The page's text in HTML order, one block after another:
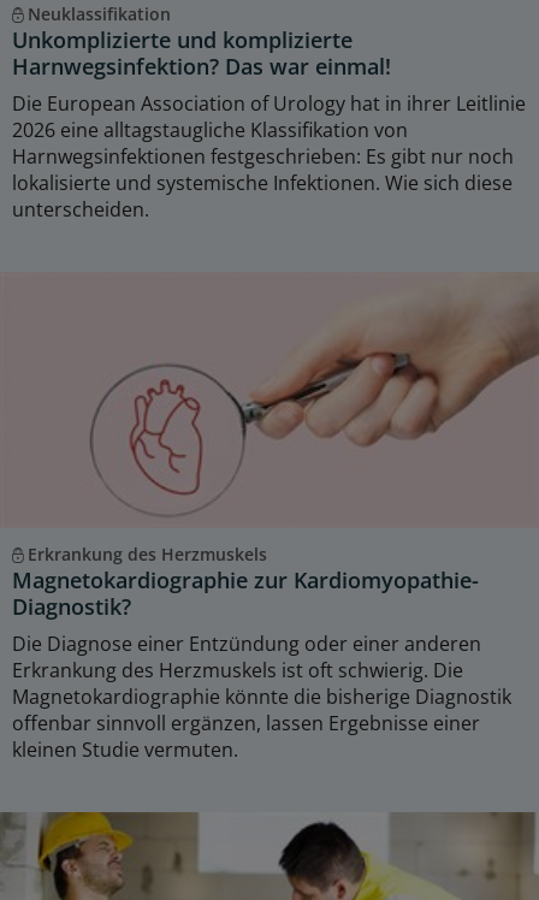
Neuklassifikation
Unkomplizierte und komplizierte
Harnwegsinfektion? Das war einmal!
Die European Association of Urology hat in ihrer Leitlinie
2026 eine alltagstaugliche Klassifikation von
Harnwegsinfektionen festgeschrieben: Es gibt nur noch
lokalisierte und systemische Infektionen. Wie sich diese
unterscheiden.
Erkrankung des Herzmuskels
Magnetokardiographie zur Kardiomyopathie-
Diagnostik?
Die Diagnose einer Entzündung oder einer anderen
Erkrankung des Herzmuskels ist oft schwierig. Die
Magnetokardiographie könnte die bisherige Diagnostik
offenbar sinnvoll ergänzen, lassen Ergebnisse einer
kleinen Studie vermuten.